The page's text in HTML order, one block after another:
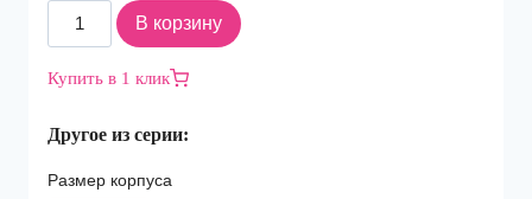
Количество
товара
часы
Watch
8
В корзину
Купить в 1 клик
Другое из серии:
Размер корпуса